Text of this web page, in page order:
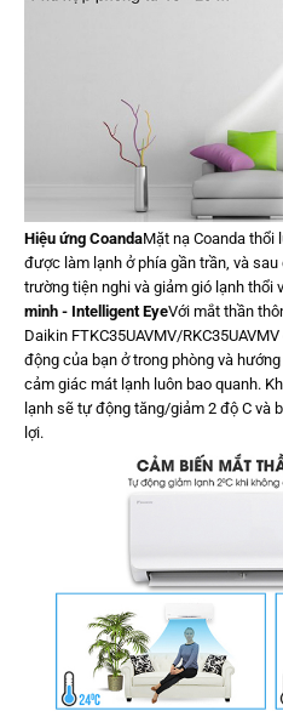
Hiệu ứng CoandaMặt nạ Coanda thổi
được làm lạnh ở phía gần trần, và
trường tiện nghi và giảm gió lạnh thổi
minh - Intelligent EyeVới mắt thần
Daikin FTKC35UAVMV/
động của bạn ở trong phòng và
cảm giác mát lạnh luôn bao quanh.
lạnh sẽ tự động tăng/giảm 2 độ C và
lợi.